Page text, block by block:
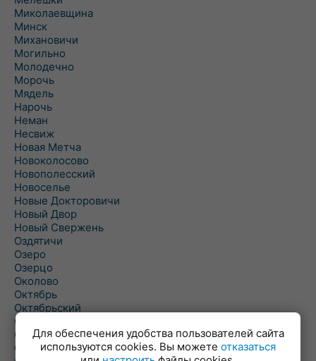
Миколаевщина
Минск
Михановичи
Могильно
Молодечно
Морочь
Мядель
Нарочь
Неман
Несвиж
Новая Метча
Новоколосово
Новополесский
Новоселье
Новые Докторовичи
Новый Двор
Новый Свержень
Оздятичи
Озеро
Озерцо
Околово
Октябрь
Октябрьский
Олехновичи
Омговичи
Оношки
Для обеспечения удобства пользователей сайта
используются cookies. Вы можете отказаться